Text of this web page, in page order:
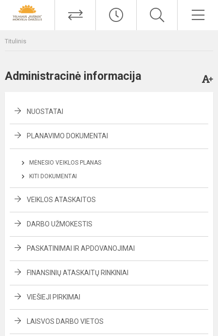
Titulinis
Administracinė informacija
NUOSTATAI
PLANAVIMO DOKUMENTAI
MĖNESIO VEIKLOS PLANAS
KITI DOKUMENTAI
VEIKLOS ATASKAITOS
DARBO UŽMOKESTIS
PASKATINIMAI IR APDOVANOJIMAI
FINANSINIŲ ATASKAITŲ RINKINIAI
VIEŠIEJI PIRKIMAI
LAISVOS DARBO VIETOS